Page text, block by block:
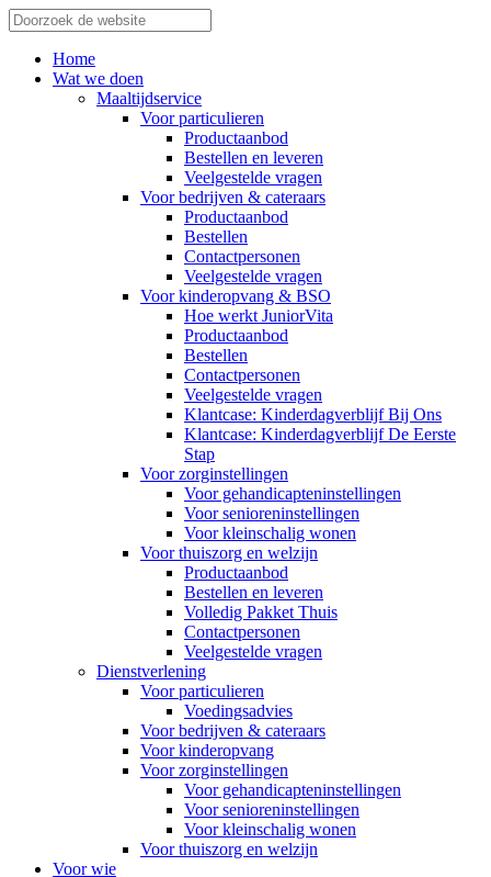
Home
Wat we doen
Maaltijdservice
Voor particulieren
Productaanbod
Bestellen en leveren
Veelgestelde vragen
Voor bedrijven & cateraars
Productaanbod
Bestellen
Contactpersonen
Veelgestelde vragen
Voor kinderopvang & BSO
Hoe werkt JuniorVita
Productaanbod
Bestellen
Contactpersonen
Veelgestelde vragen
Klantcase: Kinderdagverblijf Bij Ons
Klantcase: Kinderdagverblijf De Eerste
Stap
Voor zorginstellingen
Voor gehandicapteninstellingen
Voor senioreninstellingen
Voor kleinschalig wonen
Voor thuiszorg en welzijn
Productaanbod
Bestellen en leveren
Volledig Pakket Thuis
Contactpersonen
Veelgestelde vragen
Dienstverlening
Voor particulieren
Voedingsadvies
Voor bedrijven & cateraars
Voor kinderopvang
Voor zorginstellingen
Voor gehandicapteninstellingen
Voor senioreninstellingen
Voor kleinschalig wonen
Voor thuiszorg en welzijn
Voor wie